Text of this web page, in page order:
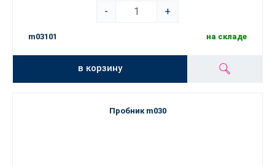
-
+
m03101 на складе
в корзину
Пробник m030